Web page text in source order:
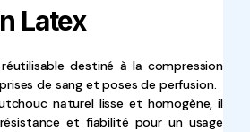
Latex
destiné à la compression
de sang et poses de perfusion.
naturel lisse et homogène, il
et fiabilité pour un usage